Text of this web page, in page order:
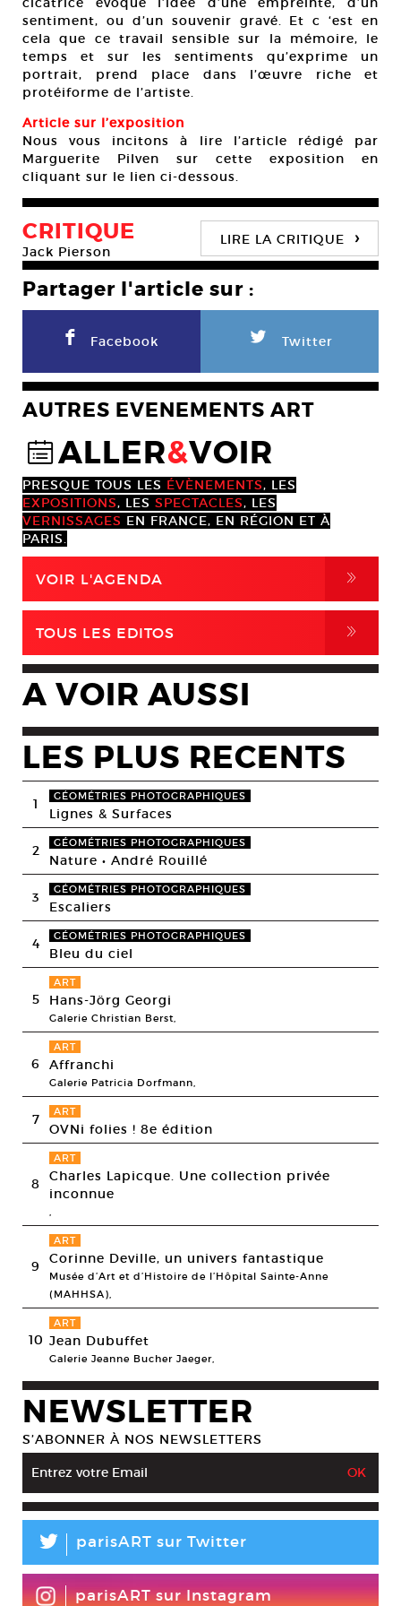
sentiment, ou d’un souvenir gravé. Et c ‘est en
cela que ce travail sensible sur la mémoire, le
temps et sur les sentiments qu’exprime un
portrait, prend place dans l’œuvre riche et
protéiforme de l’artiste.
Article sur l’exposition
Nous vous incitons à lire l’article rédigé par
Marguerite Pilven sur cette exposition en
cliquant sur le lien ci-dessous.
CRITIQUE
Jack Pierson
LIRE LA CRITIQUE ›
Partager l'article sur :
F Facebook L Twitter
AUTRES EVENEMENTS ART
@ALLER&VOIR
PRESQUE TOUS LES ÉVÈNEMENTS, LES
EXPOSITIONS, LES SPECTACLES, LES
VERNISSAGES EN FRANCE, EN RÉGION ET À
PARIS.
VOIR L'AGENDA ,
TOUS LES EDITOS ,
A VOIR AUSSI
LES PLUS RECENTS
1 GÉOMÉTRIES PHOTOGRAPHIQUES
Lignes & Surfaces
2 GÉOMÉTRIES PHOTOGRAPHIQUES
Nature • André Rouillé
3 GÉOMÉTRIES PHOTOGRAPHIQUES
Escaliers
4 GÉOMÉTRIES PHOTOGRAPHIQUES
Bleu du ciel
5
ART
Hans-Jörg Georgi
Galerie Christian Berst,
6
ART
Affranchi
Galerie Patricia Dorfmann,
7 ART
OVNi folies ! 8e édition
8
ART
Charles Lapicque. Une collection privée
inconnue
,
9
ART
Corinne Deville, un univers fantastique
Musée d’Art et d’Histoire de l’Hôpital Sainte-Anne
(MAHHSA),
10
ART
Jean Dubuffet
Galerie Jeanne Bucher Jaeger,
NEWSLETTER
S’ABONNER À NOS NEWSLETTERS
L parisART sur Twitter
parisART sur Instagram